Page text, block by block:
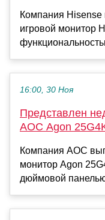
Компания Hisense
игровой монитор
16:00, 30 Ноя
Представлен
AOC Agon
Компания AOC
монитор Agon
дюймовой